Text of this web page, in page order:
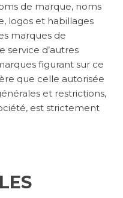
de marque, noms
logos et habillages
marques de
service d’autres
figurant sur ce
que celle autorisée
et restrictions,
est strictement